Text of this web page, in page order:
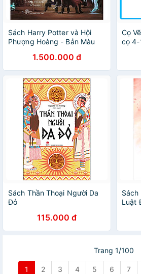
Sách Harry Potter và Hội
Phượng Hoàng - Bản Màu
1.500.000 đ
Cọ
cọ 4-
Sách Thần Thoại Người Da
Đỏ
115.000 đ
Luật
9
Trang 1/100
1 2 3 4 5 6 7